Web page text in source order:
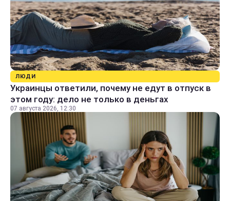
ЛЮДИ
Украинцы ответили, почему не едут в отпуск в
этом году: дело не только в деньгах
07 августа 2026, 12:30